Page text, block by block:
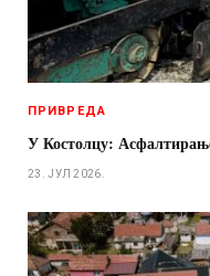
ПРИВРЕДА
У Костолцу:
23. ЈУЛ 2026.